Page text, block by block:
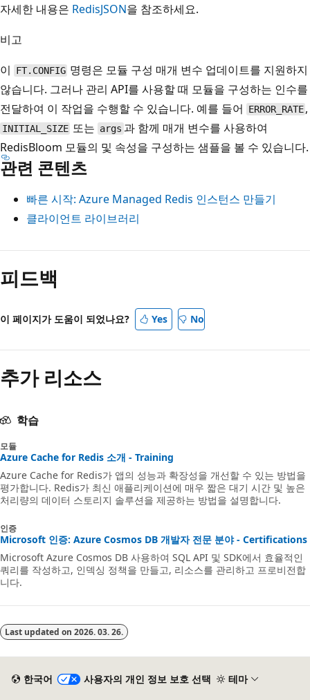
자세한 내용은 RedisJSON을 참조하세요.
비고
이
FT.CONFIG 명령은 모듈 구성 매개 변수 업데이트를 지원하지
않습니다. 그러나 관리 API를 사용할 때 모듈을 구성하는 인수를
전달하여 이 작업을 수행할 수 있습니다. 예를 들어
ERROR_RATE ,
INITIAL_SIZE 또는 args 과 함께 매개 변수를 사용하여
RedisBloom 모듈의 및 속성을 구성하는 샘플을 볼 수 있습니다.
관련 콘텐츠
빠른 시작: Azure Managed Redis 인스턴스 만들기
클라이언트 라이브러리
피드백
이 페이지가 도움이 되었나요? Yes No
추가 리소스
학습
모듈
Azure Cache for Redis 소개 - Training
Azure Cache for Redis가 앱의 성능과 확장성을 개선할 수 있는 방법을
평가합니다. Redis가 최신 애플리케이션에 매우 짧은 대기 시간 및 높은
처리량의 데이터 스토리지 솔루션을 제공하는 방법을 설명합니다.
인증
Microsoft 인증: Azure Cosmos DB 개발자 전문 분야 - Certifications
Microsoft Azure Cosmos DB 사용하여 SQL API 및 SDK에서 효율적인
쿼리를 작성하고, 인덱싱 정책을 만들고, 리소스를 관리하고 프로비전합
니다.
Last updated on 2026. 03. 26.
한국어 사용자의 개인 정보 보호 선택 테마